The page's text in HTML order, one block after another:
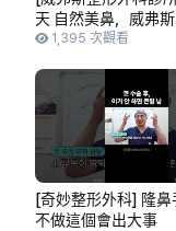
天 自然美鼻，威弗
1,395 次觀看
[奇妙整形外科] 隆鼻
不做這個會出大事